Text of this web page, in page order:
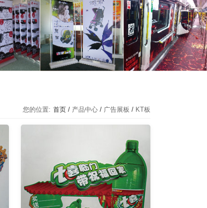
您的位置: 首页 / 产品中心 / 广告展板 / KT板